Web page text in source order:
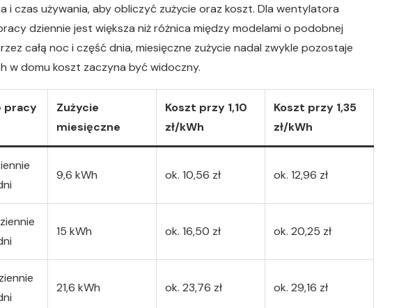
i czas używania, aby obliczyć zużycie oraz koszt. Dla wentylatora
dziennie jest większa niż różnica między modelami o podobnej
całą noc i część dnia, miesięczne zużycie nadal zwykle pozostaje
w domu koszt zaczyna być widoczny.
pracy
Zużycie
miesięczne
Koszt przy 1,10
zł/kWh
Koszt przy 1,35
zł/kWh
9,6 kWh ok. 10,56 zł ok. 12,96 zł
15 kWh ok. 16,50 zł ok. 20,25 zł
21,6 kWh ok. 23,76 zł ok. 29,16 zł